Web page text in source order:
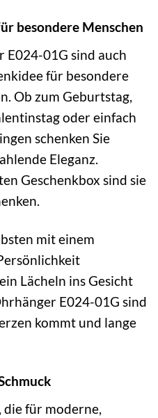
besondere Menschen
E024-01G sind auch
für besondere
Ob zum Geburtstag,
oder einfach
schenken Sie
Eleganz.
Geschenkbox sind sie
mit einem
Lächeln ins Gesicht
E024-01G sind
kommt und lange
die für moderne,